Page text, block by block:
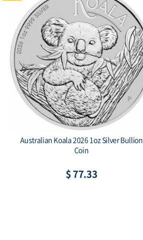
Australian Koala 2026 1oz Silver Bullion
Coin
$ 77.33